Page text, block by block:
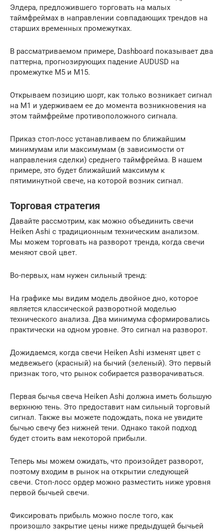
Элдера, предложившего торговать на малых
таймфреймах в направлении совпадающих трендов на
старших временных промежутках.
В рассматриваемом примере, Dashboard показывает два
паттерна, прогнозирующих падение AUDUSD на
промежутке M5 и М15.
Открываем позицию шорт, как только возникает сигнал
на М1 и удерживаем ее до момента возникновения на
этом таймфрейме противоположного сигнала.
Приказ стоп-лосс устанавливаем по ближайшим
минимумам или максимумам (в зависимости от
направления сделки) среднего таймфрейма. В нашем
примере, это будет ближайший максимум к
пятиминутной свече, на которой возник сигнал.
Торговая стратегия
Давайте рассмотрим, как можно объединить свечи
Heiken Ashi с традиционным техническим анализом.
Мы можем торговать на разворот тренда, когда свечи
меняют свой цвет.
Во-первых, нам нужен сильный тренд:
На графике мы видим модель двойное дно, которое
является классической разворотной моделью
технического анализа. Два минимума сформировались
практически на одном уровне. Это сигнал на разворот.
Дожидаемся, когда свечи Heiken Ashi изменят цвет с
медвежьего (красный) на бычий (зеленый). Это первый
признак того, что рынок собирается разворачиваться.
Первая бычья свеча Heiken Ashi должна иметь большую
верхнюю тень. Это предоставит нам сильный торговый
сигнал. Также вы можете подождать, пока не увидите
бычью свечу без нижней тени. Однако такой подход
будет стоить вам некоторой прибыли.
Теперь мы можем ожидать, что произойдет разворот,
поэтому входим в рынок на открытии следующей
свечи. Cтоп-лосс ордер можно разместить ниже уровня
первой бычьей свечи.
Фиксировать прибыль можно после того, как
произошло закрытие цены ниже предыдущей бычьей